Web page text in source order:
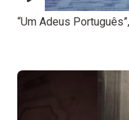
“Um Adeus